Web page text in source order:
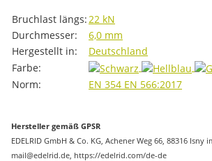
Produkteigenschaft
Wert
Bruchlast längs: 22 kN
Durchmesser:
6,0 mm
Hergestellt in:
Deutschland
Farbe:
Norm:
EN 354 EN 566:2017
Hersteller gemäß GPSR
EDELRID GmbH & Co. KG, Achener Weg 66, 88316 Isny
mail@edelrid.de, https://edelrid.com/de-de